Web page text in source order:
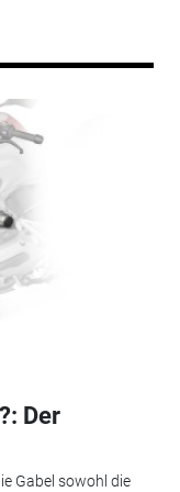
Der
Gabel sowohl die